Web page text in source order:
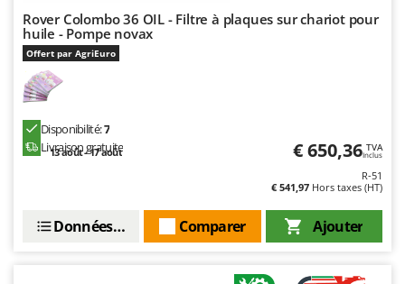
Master
Mastercook
Masterpro
McCulloch
Michelin
Mockmill
Rover Colombo 36 OIL - Filtre à plaques sur chariot pour
huile - Pompe novax
Offert par AgriEuro
Disponibilité:7
Livraison gratuite
13 août - 17 août € 650,36 TVA
Inclus
R-51
€ 541,97 Hors taxes (HT)
Ajouter
Comparer
Données techniques